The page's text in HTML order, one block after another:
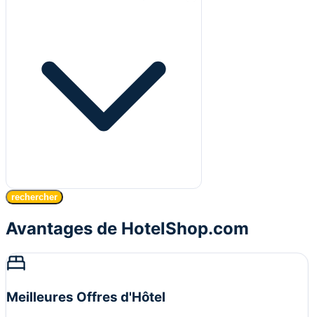
rechercher
Avantages de HotelShop.com
Meilleures Offres d'Hôtel